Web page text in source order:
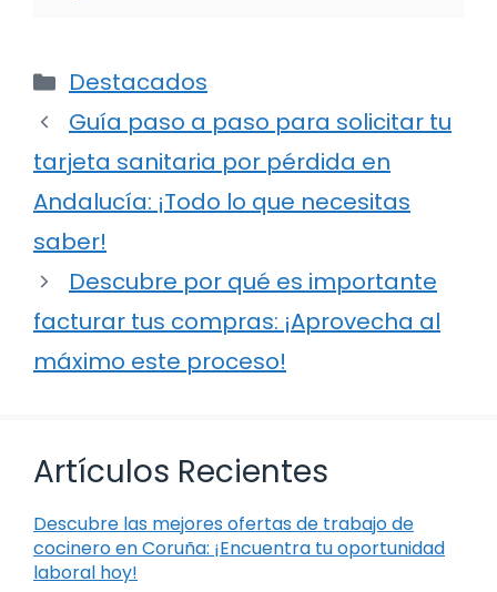
Categorías
Destacados
Guía paso a paso para solicitar tu
tarjeta sanitaria por pérdida en
Andalucía: ¡Todo lo que necesitas
saber!
Descubre por qué es importante
facturar tus compras: ¡Aprovecha al
máximo este proceso!
Artículos Recientes
Descubre las mejores ofertas de trabajo de
cocinero en Coruña: ¡Encuentra tu oportunidad
laboral hoy!